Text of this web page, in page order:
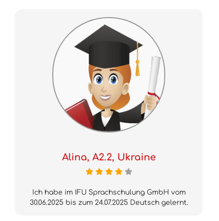
Alina, A2.2, Ukraine
Ich habe im IFU Sprachschulung GmbH vom
30.06.2025 bis zum 24.07.2025 Deutsch gelernt.